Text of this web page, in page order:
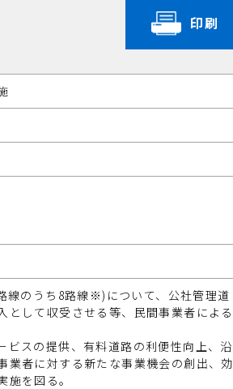
印刷
線のうち8路線※)について、公社管理道
して収受させる等、民間事業者による
ビスの提供、有料道路の利便性向上、沿
業者に対する新たな事業機会の創出、効
を図る。